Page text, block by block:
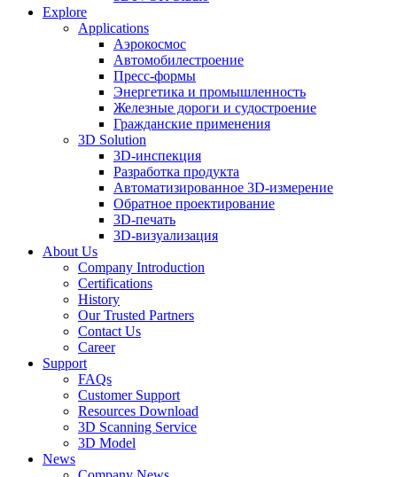
Explore
Applications
Аэрокосмос
Автомобилестроение
Пресс-формы
Энергетика и промышленность
Железные дороги и судостроение
Гражданские применения
3D Solution
3D-инспекция
Разработка продукта
Автоматизированное 3D-измерение
Обратное проектирование
3D-печать
3D-визуализация
About Us
Company Introduction
Certifications
History
Our Trusted Partners
Contact Us
Career
Support
FAQs
Customer Support
Resources Download
3D Scanning Service
3D Model
News